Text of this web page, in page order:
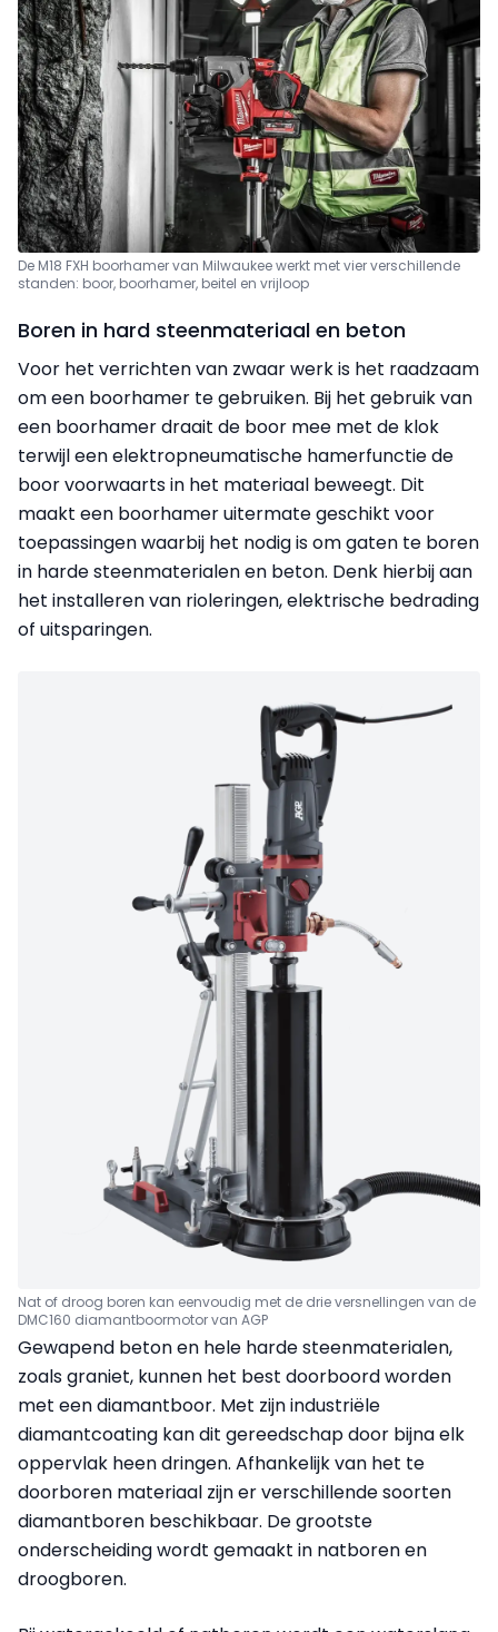
De M18 FXH boorhamer van Milwaukee werkt met vier verschillende
standen: boor, boorhamer, beitel en vrijloop
Boren in hard steenmateriaal en beton
Voor het verrichten van zwaar werk is het raadzaam
om een boorhamer te gebruiken. Bij het gebruik van
een boorhamer draait de boor mee met de klok
terwijl een elektropneumatische hamerfunctie de
boor voorwaarts in het materiaal beweegt. Dit
maakt een boorhamer uitermate geschikt voor
toepassingen waarbij het nodig is om gaten te boren
in harde steenmaterialen en beton. Denk hierbij aan
het installeren van rioleringen, elektrische bedrading
of uitsparingen.
Nat of droog boren kan eenvoudig met de drie versnellingen van de
DMC160 diamantboormotor van AGP
Gewapend beton en hele harde steenmaterialen,
zoals graniet, kunnen het best doorboord worden
met een diamantboor. Met zijn industriële
diamantcoating kan dit gereedschap door bijna elk
oppervlak heen dringen. Afhankelijk van het te
doorboren materiaal zijn er verschillende soorten
diamantboren beschikbaar. De grootste
onderscheiding wordt gemaakt in natboren en
droogboren.